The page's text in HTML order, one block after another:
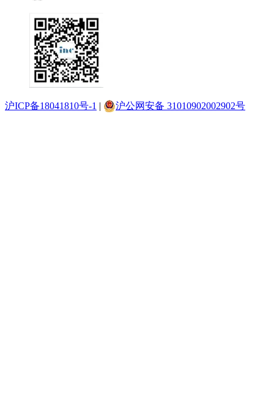
沪ICP备18041810号-1 | 沪公网安备 31010902002902号